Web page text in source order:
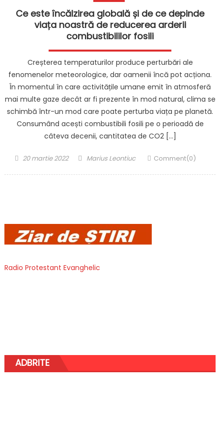
Ce este încălzirea globală și de ce depinde
viața noastră de reducerea arderii
combustibililor fosili
Creșterea temperaturilor produce perturbări ale
fenomenelor meteorologice, dar oamenii încă pot acționa.
În momentul în care activitățile umane emit în atmosferă
mai multe gaze decât ar fi prezente în mod natural, clima se
schimbă într-un mod care poate perturba viața pe planetă.
Consumând acești combustibili fosili pe o perioadă de
câteva decenii, cantitatea de CO2 […]
Posted
20 martie 2022 Author
Marius Leontiuc Comment(0)
Radio Protestant Evanghelic
ADBRITE